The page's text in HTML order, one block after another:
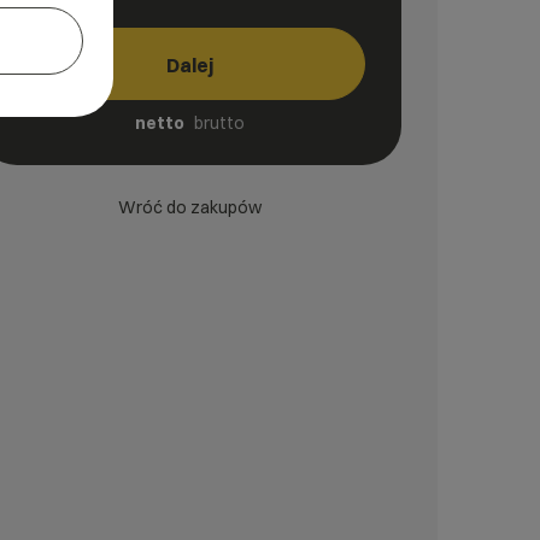
Dalej
netto brutto
Wróć do zakupów